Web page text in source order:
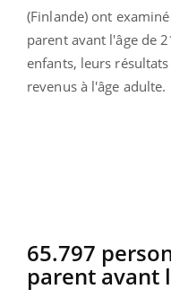
(Finlande) ont
parent avant l'âge de
enfants, leurs
revenus à l'âge adulte.
65.797
parent avant